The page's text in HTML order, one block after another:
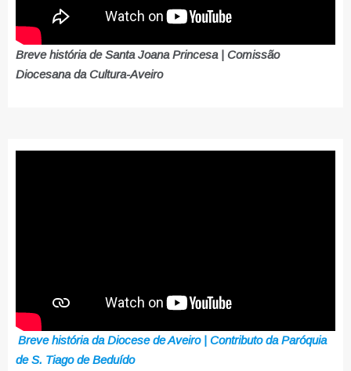
Breve história de Santa Joana Princesa | Comissão
Diocesana da Cultura-Aveiro
Breve história da Diocese de Aveiro | Contributo da Paróquia
de S. Tiago de Beduído